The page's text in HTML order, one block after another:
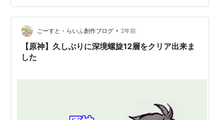
（松田モデル）。 （※敬称略） ねんどろいど『鍾離』原
神 デフォルメ可動フィギュアは、グッドスマイルカンパ
ニーより2025年05月発売の予定です♪ 【駿河屋】
figma『モナ…
ごーすと・らいふ創作ブログ • 2年前
【原神】久しぶりに深境螺旋12層をクリア出来ま
した